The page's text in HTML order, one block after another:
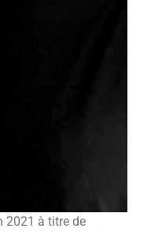
2021 à titre de